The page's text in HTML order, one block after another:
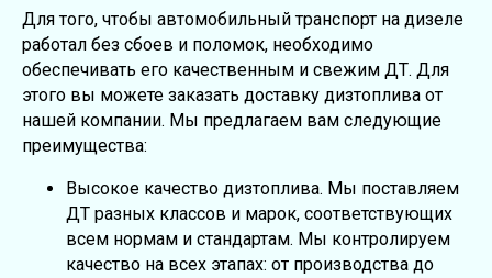
Для того, чтобы автомобильный транспорт на дизеле
работал без сбоев и поломок, необходимо
обеспечивать его качественным и свежим ДТ. Для
этого вы можете заказать доставку дизтоплива от
нашей компании. Мы предлагаем вам следующие
преимущества:
Высокое качество дизтоплива. Мы поставляем
ДТ разных классов и марок, соответствующих
всем нормам и стандартам. Мы контролируем
качество на всех этапах: от производства до